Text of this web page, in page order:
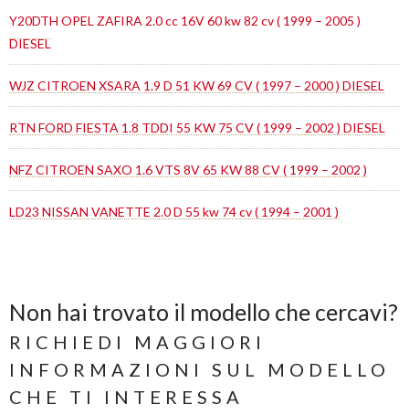
Y20DTH OPEL ZAFIRA 2.0 cc 16V 60 kw 82 cv ( 1999 – 2005 )
DIESEL
WJZ CITROEN XSARA 1.9 D 51 KW 69 CV ( 1997 – 2000 ) DIESEL
RTN FORD FIESTA 1.8 TDDI 55 KW 75 CV ( 1999 – 2002 ) DIESEL
NFZ CITROEN SAXO 1.6 VTS 8V 65 KW 88 CV ( 1999 – 2002 )
LD23 NISSAN VANETTE 2.0 D 55 kw 74 cv ( 1994 – 2001 )
Non hai trovato il modello che cercavi?
RICHIEDI MAGGIORI
INFORMAZIONI SUL MODELLO
CHE TI INTERESSA